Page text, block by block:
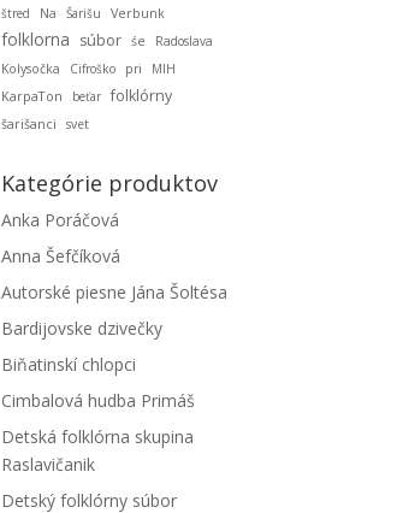
štred
Na Šarišu Verbunk
folklorna súbor śe
Radoslava
Kolysočka
Cifroško pri MIH
KarpaTon beťar folklórny
šarišanci svet
Kategórie produktov
Anka Poráčová
Anna Šefčíková
Autorské piesne Jána Šoltésa
Bardijovske dzivečky
Biňatinskí chlopci
Cimbalová hudba Primáš
Detská folklórna skupina
Raslavičanik
Detský folklórny súbor